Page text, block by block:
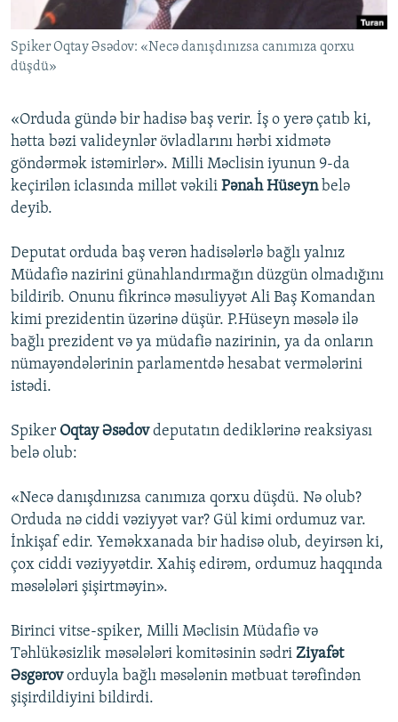
İZ - MƏDƏNIYYƏT PROQRAMI
MATERIALLARIMIZDAN ISTIFADƏ
AZADLIQRADIOSU MOBIL TELEFONUNUZDA
XƏBƏR BÜLLETENLƏRIMIZ
RFE/RL-in bütün saytları
Spiker Oqtay Əsədov: «Necə danışdınızsa canımıza qorxu
düşdü»
«Orduda gündə bir hadisə baş verir. İş o yerə çatıb ki,
hətta bəzi valideynlər övladlarını hərbi xidmətə
göndərmək istəmirlər». Milli Məclisin iyunun 9-da
keçirilən iclasında millət vəkili Pənah Hüseyn belə
deyib.
Deputat orduda baş verən hadisələrlə bağlı yalnız
Müdafiə nazirini günahlandırmağın düzgün olmadığını
bildirib. Onunu fikrincə məsuliyyət Ali Baş Komandan
kimi prezidentin üzərinə düşür. P.Hüseyn məsələ ilə
bağlı prezident və ya müdafiə nazirinin, ya da onların
nümayəndələrinin parlamentdə hesabat vermələrini
istədi.
Spiker Oqtay Əsədovdeputatın dediklərinə reaksiyası
belə olub:
«Necə danışdınızsa canımıza qorxu düşdü. Nə olub?
Orduda nə ciddi vəziyyət var? Gül kimi ordumuz var.
İnkişaf edir. Yeməkxanada bir hadisə olub, deyirsən ki,
çox ciddi vəziyyətdir. Xahiş edirəm, ordumuz haqqında
məsələləri şişirtməyin».
Birinci vitse-spiker, Milli Məclisin Müdafiə və
Təhlükəsizlik məsələləri komitəsinin sədri Ziyafət
Əsgərovorduyla bağlı məsələnin mətbuat tərəfindən
şişirdildiyini bildirdi.